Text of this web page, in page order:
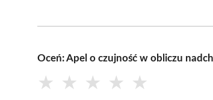
Oceń: Apel o czujność w obliczu
★ ★ ★ ★ ★